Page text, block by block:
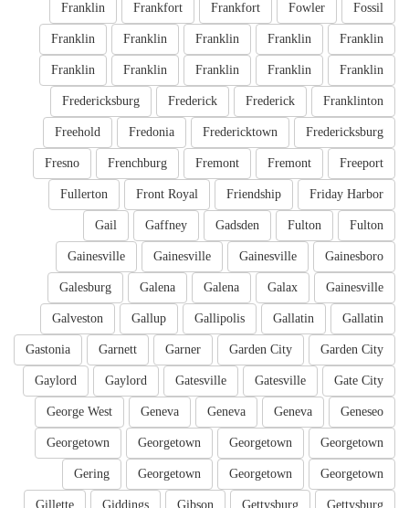
Fossil
Fowler
Frankfort
Frankfort
Franklin
Franklin
Franklin
Franklin
Franklin
Franklin
Franklin
Franklin
Franklin
Franklin
Franklin
Franklinton
Frederick
Frederick
Fredericksburg
Fredericksburg
Fredericktown
Fredonia
Freehold
Freeport
Fremont
Fremont
Frenchburg
Fresno
Friday Harbor
Friendship
Front Royal
Fullerton
Fulton
Fulton
Gadsden
Gaffney
Gail
Gainesboro
Gainesville
Gainesville
Gainesville
Gainesville
Galax
Galena
Galena
Galesburg
Gallatin
Gallatin
Gallipolis
Gallup
Galveston
Garden City
Garden City
Garner
Garnett
Gastonia
Gate City
Gatesville
Gatesville
Gaylord
Gaylord
Geneseo
Geneva
Geneva
Geneva
George West
Georgetown
Georgetown
Georgetown
Georgetown
Georgetown
Georgetown
Georgetown
Gering
Gettysburg
Gettysburg
Gibson
Giddings
Gillette